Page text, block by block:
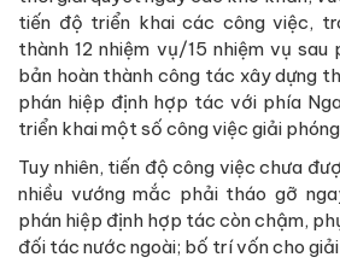
tiến độ triển khai các công việc,
thành 12 nhiệm vụ/15 nhiệm vụ
bản hoàn thành công tác xây dựng
phán hiệp định hợp tác với phía
triển khai một số công việc giải
Tuy nhiên, tiến độ công việc chưa
nhiều vướng mắc phải tháo gỡ
phán hiệp định hợp tác còn chậm,
đối tác nước ngoài; bố trí vốn cho